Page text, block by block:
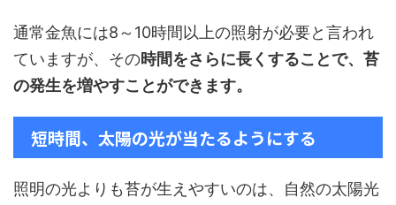
通常金魚には8～10時間以上の照射が必要と言われ
ていますが、その時間をさらに長くすることで、苔
の発生を増やすことができます。
短時間、太陽の光が当たるようにする
照明の光よりも苔が生えやすいのは、自然の太陽光